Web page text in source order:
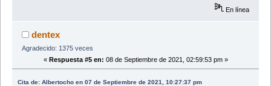
En línea
dentex
Agradecido: 1375 veces
« Respuesta #5 en: 08 de Septiembre de 2021, 02:59:53 pm »
Cita de: Albertocho en 07 de Septiembre de 2021, 10:27:37 pm